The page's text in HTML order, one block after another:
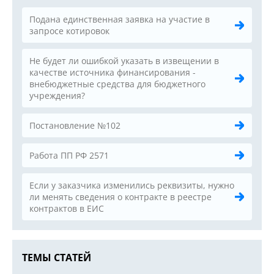
Подана единственная заявка на участие в
запросе котировок
Не будет ли ошибкой указать в извещении в
качестве источника финансирования -
внебюджетные средства для бюджетного
учреждения?
Постановление №102
Работа ПП РФ 2571
Если у заказчика изменились реквизиты, нужно
ли менять сведения о контракте в реестре
контрактов в ЕИС
ТЕМЫ СТАТЕЙ